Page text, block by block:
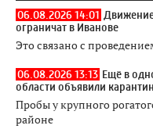
06.08.2026 14:01
ограничат в Иванове
Это связано с
06.08.2026 13:13 Ещё в
области объявили
Пробы у крупного
районе